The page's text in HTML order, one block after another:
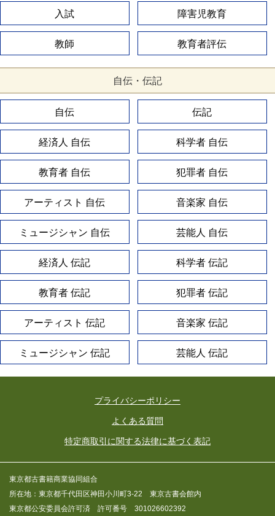
入試 障害児教育
教師 教育者評伝
自伝・伝記
自伝 伝記
経済人 自伝 科学者 自伝
教育者 自伝 犯罪者 自伝
アーティスト 自伝 音楽家 自伝
ミュージシャン 自伝 芸能人 自伝
経済人 伝記 科学者 伝記
教育者 伝記 犯罪者 伝記
アーティスト 伝記 音楽家 伝記
ミュージシャン 伝記 芸能人 伝記
プライバシーポリシー
よくある質問
特定商取引に関する法律に基づく表記
東京都古書籍商業協同組合
所在地：東京都千代田区神田小川町3-22 東京古書会館内
東京都公安委員会許可済 許可番号 301026602392